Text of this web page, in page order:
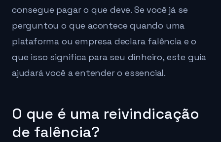
consegue pagar o que deve. Se você já se
perguntou o que acontece quando uma
plataforma ou empresa declara falência e o
que isso significa para seu dinheiro, este guia
ajudará você a entender o essencial.
O que é uma reivindicação
de falência?